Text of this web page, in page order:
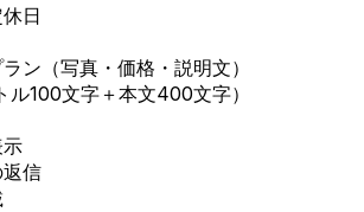
日
ン（写真・価格・説明文）
ル100文字＋本文400文字）
信